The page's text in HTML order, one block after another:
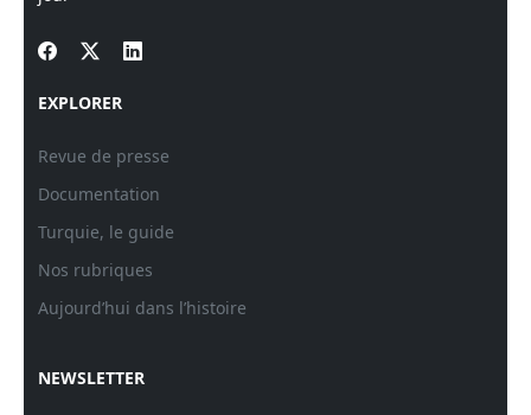
EXPLORER
Revue de presse
Documentation
Turquie, le guide
Nos rubriques
Aujourd’hui dans l’histoire
NEWSLETTER